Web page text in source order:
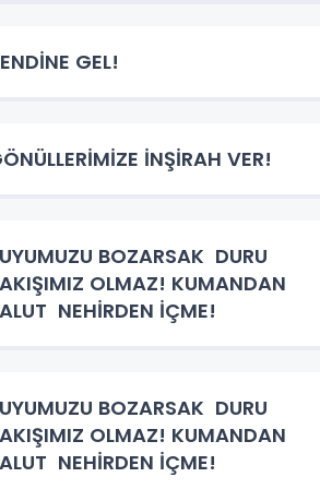
GEL!
İNŞİRAH VER!
BOZARSAK DURU
OLMAZ! KUMANDAN
NEHİRDEN İÇME!
BOZARSAK DURU
OLMAZ! KUMANDAN
NEHİRDEN İÇME!